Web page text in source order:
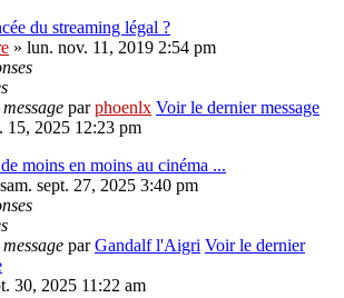
du streaming légal ?
» lun. nov. 11, 2019 2:54 pm
parphoenlx Voir le dernier message
15, 2025 12:23 pm
moins en moins au cinéma ...
sept. 27, 2025 3:40 pm
parGandalf l'Aigri Voir le dernier
30, 2025 11:22 am